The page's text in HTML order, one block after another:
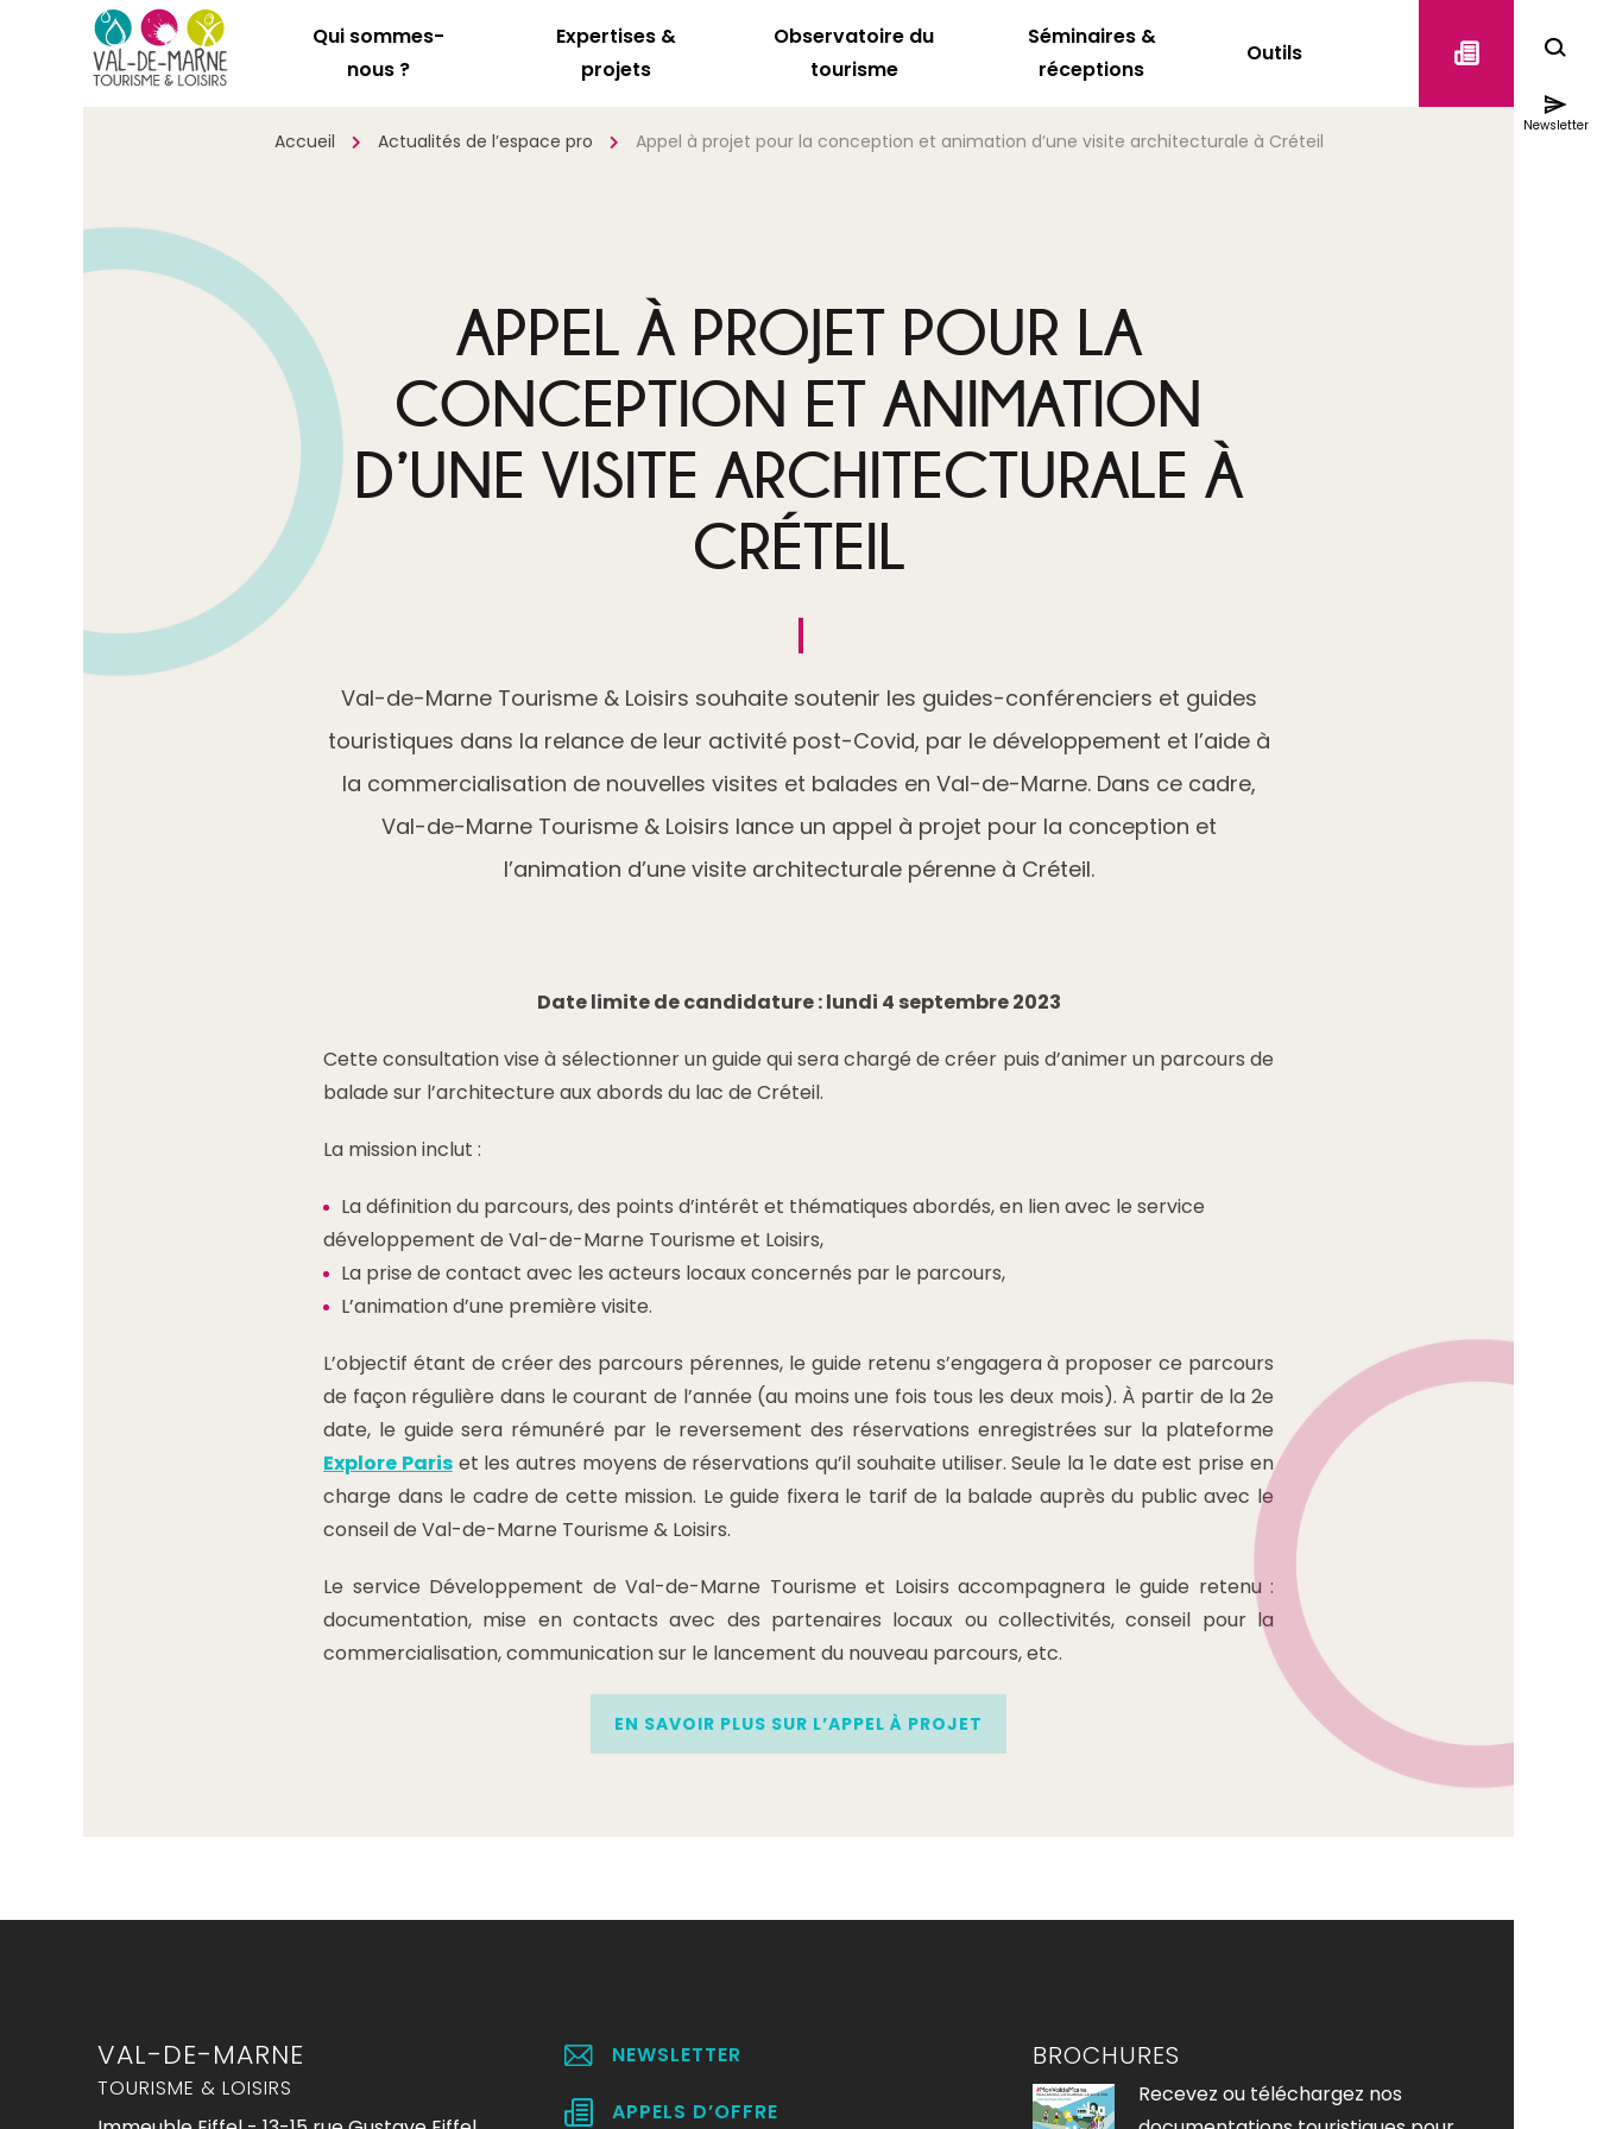
Qui sommes-
nous ?
Expertises &
projets
Observatoire du
tourisme
Séminaires &
réceptions
Outils
Accueil Actualités de l’espace pro Appel à projet pour la conception et animation d’une visite architecturale à Créteil
Newsletter
APPEL À PROJET POUR LA
CONCEPTION ET ANIMATION
D’UNE VISITE ARCHITECTURALE À
CRÉTEIL
Val-de-Marne Tourisme & Loisirs souhaite soutenir les guides-conférenciers et guides
touristiques dans la relance de leur activité post-Covid, par le développement et l’aide à
la commercialisation de nouvelles visites et balades en Val-de-Marne. Dans ce cadre,
Val-de-Marne Tourisme & Loisirs lance un appel à projet pour la conception et
l’animation d’une visite architecturale pérenne à Créteil.
Date limite de candidature : lundi 4 septembre 2023
Cette consultation vise à sélectionner un guide qui sera chargé de créer puis d’animer un parcours de
balade sur l’architecture aux abords du lac de Créteil.
La mission inclut :
La définition du parcours, des points d’intérêt et thématiques abordés, en lien avec le service
développement de Val-de-Marne Tourisme et Loisirs,
La prise de contact avec les acteurs locaux concernés par le parcours,
L’animation d’une première visite.
L’objectif étant de créer des parcours pérennes, le guide retenu s’engagera à proposer ce parcours
de façon régulière dans le courant de l’année (au moins une fois tous les deux mois). À partir de la 2e
date, le guide sera rémunéré par le reversement des réservations enregistrées sur la plateforme
Explore Pariset les autres moyens de réservations qu’il souhaite utiliser. Seule la 1e date est prise en
charge dans le cadre de cette mission. Le guide fixera le tarif de la balade auprès du public avec le
conseil de Val-de-Marne Tourisme & Loisirs.
Le service Développement de Val-de-Marne Tourisme et Loisirs accompagnera le guide retenu :
documentation, mise en contacts avec des partenaires locaux ou collectivités, conseil pour la
commercialisation, communication sur le lancement du nouveau parcours, etc.
EN SAVOIR PLUS SUR L’APPEL À PROJET
VAL-DE-MARNE
TOURISME & LOISIRS
NEWSLETTER
APPELS D’OFFRE
BROCHURES
Recevez ou téléchargez nos